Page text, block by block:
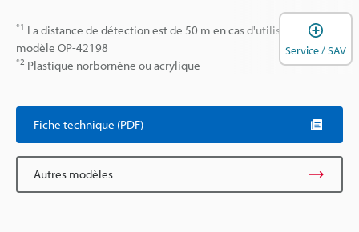
*1 La distance de détection est de 50 m en cas d'utilisation du
modèle OP-42198
*2 Plastique norbornène ou acrylique
Fiche technique (PDF)
Autres modèles
Service / SAV